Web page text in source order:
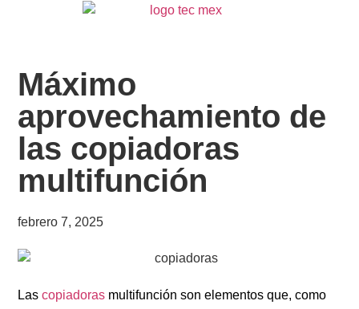
Máximo
aprovechamiento de
las copiadoras
multifunción
febrero 7, 2025
Lascopiadoras multifunción son elementos que, como